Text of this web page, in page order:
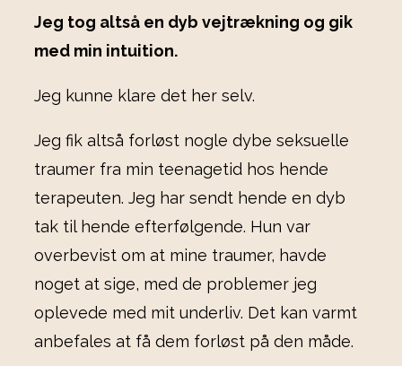
Jeg tog altså en dyb vejtrækning og gik
med min intuition.
Jeg kunne klare det her selv.
Jeg fik altså forløst nogle dybe seksuelle
traumer fra min teenagetid hos hende
terapeuten. Jeg har sendt hende en dyb
tak til hende efterfølgende. Hun var
overbevist om at mine traumer, havde
noget at sige, med de problemer jeg
oplevede med mit underliv. Det kan varmt
anbefales at få dem forløst på den måde.